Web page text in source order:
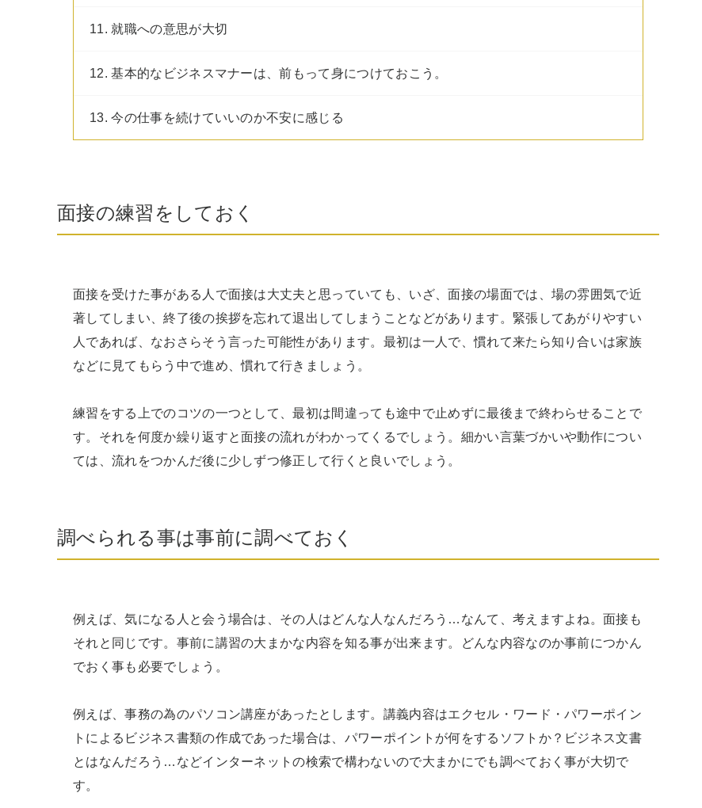
11. 就職への意思が大切
12. 基本的なビジネスマナーは、前もって身につけておこう。
13. 今の仕事を続けていいのか不安に感じる
面接の練習をしておく
面接を受けた事がある人で面接は大丈夫と思っていても、いざ、面接の場面では、場の雰囲気で近
著してしまい、終了後の挨拶を忘れて退出してしまうことなどがあります。緊張してあがりやすい
人であれば、なおさらそう言った可能性があります。最初は一人で、慣れて来たら知り合いは家族
などに見てもらう中で進め、慣れて行きましょう。
練習をする上でのコツの一つとして、最初は間違っても途中で止めずに最後まで終わらせることで
す。それを何度か繰り返すと面接の流れがわかってくるでしょう。細かい言葉づかいや動作につい
ては、流れをつかんだ後に少しずつ修正して行くと良いでしょう。
調べられる事は事前に調べておく
例えば、気になる人と会う場合は、その人はどんな人なんだろう…なんて、考えますよね。面接も
それと同じです。事前に講習の大まかな内容を知る事が出来ます。どんな内容なのか事前につかん
でおく事も必要でしょう。
例えば、事務の為のパソコン講座があったとします。講義内容はエクセル・ワード・パワーポイン
トによるビジネス書類の作成であった場合は、パワーポイントが何をするソフトか？ビジネス文書
とはなんだろう…などインターネットの検索で構わないので大まかにでも調べておく事が大切で
す。